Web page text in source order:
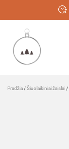
Pradžia /Šiuolaikiniai žaislai /